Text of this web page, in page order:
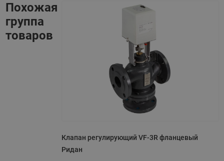
Похожая
группа
товаров
Клапан регулирующий VF-3R фланцевый
Ридан